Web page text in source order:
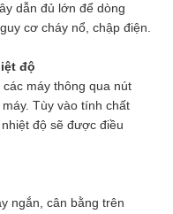
dẫn đủ lớn để dòng
cơ cháy nổ, chập điện.
độ
máy thông qua nút
Tùy vào tính chất
độ sẽ được điều
ngắn, cân bằng trên